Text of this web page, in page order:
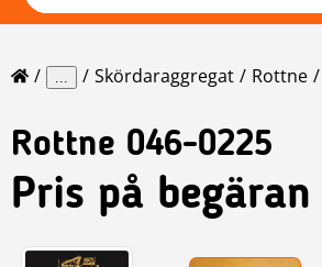
... Skördaraggregat Rottne
Rottne 046-0225
Pris på begäran